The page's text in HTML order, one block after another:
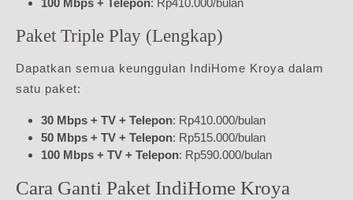
100 Mbps + Telepon: Rp410.000/bulan
Paket Triple Play (Lengkap)
Dapatkan semua keunggulan IndiHome Kroya dalam
satu paket:
30 Mbps + TV + Telepon: Rp410.000/bulan
50 Mbps + TV + Telepon: Rp515.000/bulan
100 Mbps + TV + Telepon: Rp590.000/bulan
Cara Ganti Paket IndiHome Kroya